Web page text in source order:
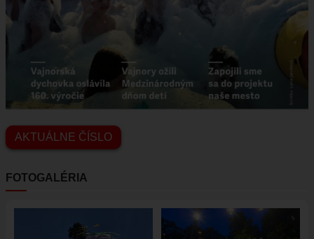
AKTUÁLNE ČÍSLO
FOTOGALÉRIA
Obrázok